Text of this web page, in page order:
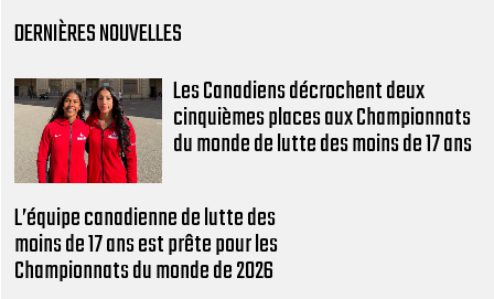
DERNIÈRES NOUVELLES
Les Canadiens décrochent deux
cinquièmes places aux Championnats
du monde de lutte des moins de 17 ans
L’équipe canadienne de lutte des
moins de 17 ans est prête pour les
Championnats du monde de 2026